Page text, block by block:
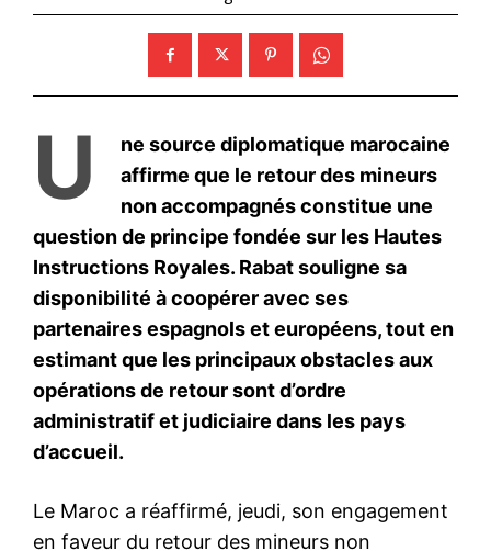
L’Iran remplace ses chefs
militaires tués dans les
frappes israéliennes
13 June 2025
In "Moyen-Orient"
L’Iran riposte et tire des
missiles sur des bases
américaines au Qatar et en
Irak
23 June 2025
In "Moyen-Orient"
Houthis : le Premier ministre
et plusieurs hauts